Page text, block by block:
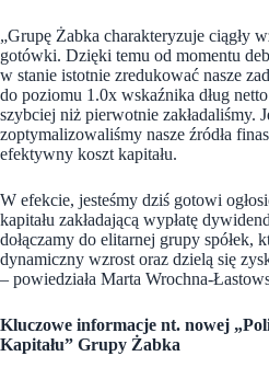
„Grupę Żabka charakteryzuje ciągły
gotówki. Dzięki temu od momentu
w stanie istotnie zredukować nasze
do poziomu 1.0x wskaźnika dług
szybciej niż pierwotnie zakładaliśmy.
zoptymalizowaliśmy nasze źródła
efektywny koszt kapitału.
W efekcie, jesteśmy dziś gotowi
kapitału zakładającą wypłatę
dołączamy do elitarnej grupy spółek,
dynamiczny wzrost oraz dzielą się
– powiedziała Marta Wrochna-
Kluczowe informacje nt. nowej
Kapitału” Grupy Żabka